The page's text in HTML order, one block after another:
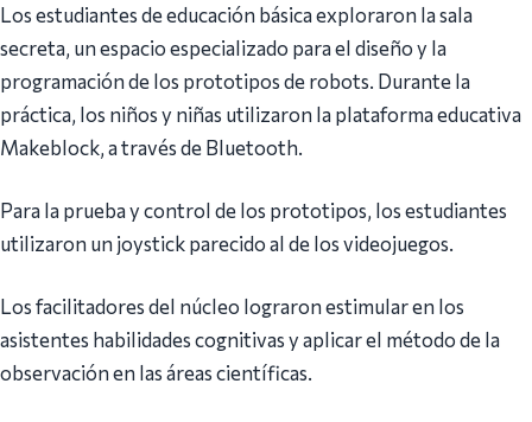
Los estudiantes de educación básica exploraron la sala
secreta, un espacio especializado para el diseño y la
programación de los prototipos de robots. Durante la
práctica, los niños y niñas utilizaron la plataforma educativa
Makeblock, a través de Bluetooth.
Para la prueba y control de los prototipos, los estudiantes
utilizaron un joystick parecido al de los videojuegos.
Los facilitadores del núcleo lograron estimular en los
asistentes habilidades cognitivas y aplicar el método de la
observación en las áreas científicas.